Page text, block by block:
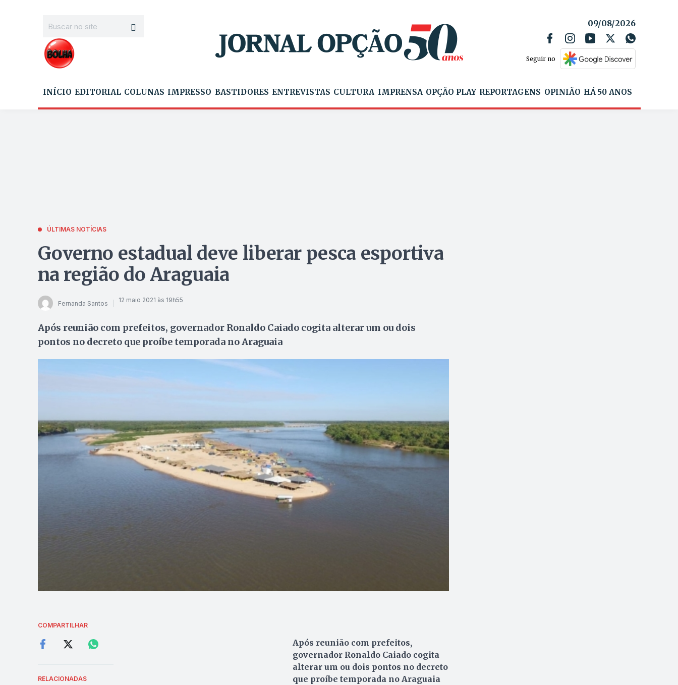
09/08/2026
Seguir no
INÍCIO EDITORIAL COLUNAS IMPRESSO BASTIDORES ENTREVISTAS CULTURA IMPRENSA OPÇÃO PLAY REPORTAGENS OPINIÃO HÁ 50 ANOS
ÚLTIMAS NOTÍCIAS
Governo estadual deve liberar pesca esportiva
na região do Araguaia
Fernanda Santos 12 maio 2021 às 19h55
Após reunião com prefeitos, governador Ronaldo Caiado cogita alterar um ou dois
pontos no decreto que proíbe temporada no Araguaia
COMPARTILHAR
RELACIONADAS
Após reunião com prefeitos,
governador Ronaldo Caiado cogita
alterar um ou dois pontos no decreto
que proíbe temporada no Araguaia